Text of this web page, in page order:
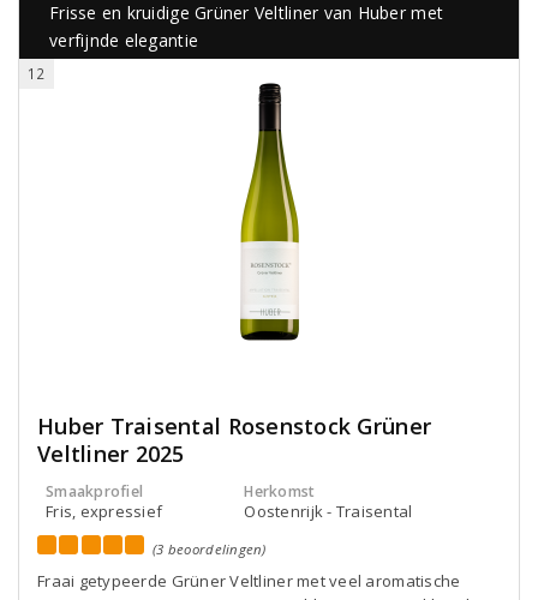
Frisse en kruidige Grüner Veltliner van Huber met
verfijnde elegantie
12
Huber Traisental Rosenstock Grüner
Veltliner 2025
Smaakprofiel
Fris, expressief
Herkomst
Oostenrijk - Traisental
(3 beoordelingen)
Fraai getypeerde Grüner Veltliner met veel aromatische